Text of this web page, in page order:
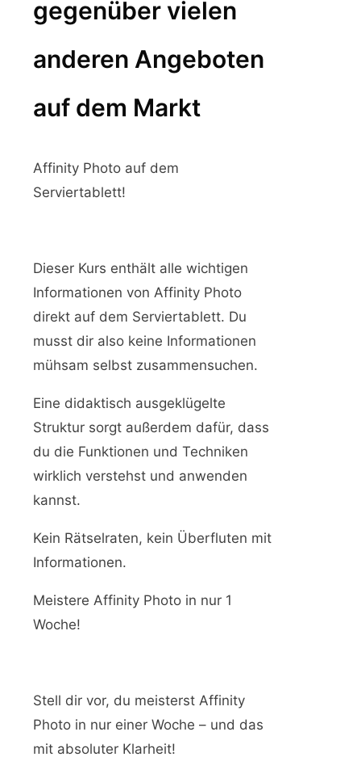
gegenüber vielen
anderen Angeboten
auf dem Markt
Affinity Photo auf dem
Serviertablett!
Dieser Kurs enthält alle wichtigen
Informationen von Affinity Photo
direkt auf dem Serviertablett. Du
musst dir also keine Informationen
mühsam selbst zusammensuchen.
Eine didaktisch ausgeklügelte
Struktur sorgt außerdem dafür, dass
du die Funktionen und Techniken
wirklich verstehst und anwenden
kannst.
Kein Rätselraten, kein Überfluten mit
Informationen.
Meistere Affinity Photo in nur 1
Woche!
Stell dir vor, du meisterst Affinity
Photo in nur einer Woche – und das
mit absoluter Klarheit!